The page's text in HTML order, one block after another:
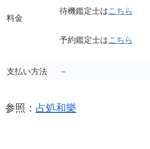
料金
待機鑑定士はこちら
予約鑑定士はこちら
支払い方法 －
参照： 占処和樂